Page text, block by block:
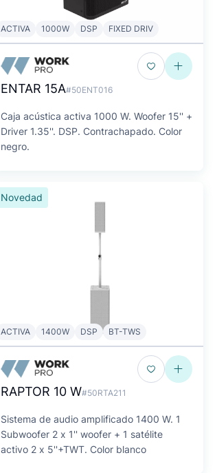
ACTIVA 1000W DSP FIXED DRIV
ENTAR 15A#50ENT016
Caja acústica activa 1000 W. Woofer 15'' +
Driver 1.35''. DSP. Contrachapado. Color
negro.
Novedad
ACTIVA 1400W DSP BT-TWS
RAPTOR 10 W#50RTA211
Sistema de audio amplificado 1400 W. 1
Subwoofer 2 x 1'' woofer + 1 satélite
activo 2 x 5''+TWT. Color blanco